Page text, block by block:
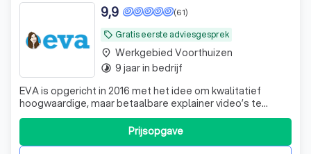
local_offer Gratis eerste adviesgesprek
(61)
9,9
EVA is opgericht in 2016 met het idee om kwalitatief
hoogwaardige, maar betaalbare explainer video’s te
maken in een ‘niet zo betaalbare’ explainer video markt.
Dit idee sloeg aan en inmiddels bestaat ons team uit 11
enthousiaste collega’s. Waaronder 3 projectmanagers en
Prijsopgave
place Werkgebied Voorthuizen
timelapse 9 jaar in bedrijf